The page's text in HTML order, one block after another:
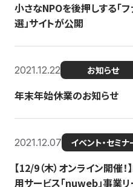
小さなNPOを後押しする「
選」サイトが公開
2021.12.22 お知らせ
年末年始休業のお知らせ
2021.12.07 イベント・セミナ
【12/9（木）オンライン開催
用サービス「nuweb」事業